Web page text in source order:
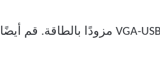
لذا، إذا كنت بحاجة إلى الاتصال بشاشة بها خيارات إدخال قديمة مثل VGA، فاستخدم محول VGA-USB مزودًا بالطاقة. قم أيضًا